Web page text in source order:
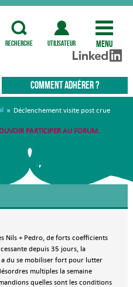
recherche utilisateur Menu
COMMENT ADHÉRER ?
» Déclenchement visite post crue
PARTICIPER AU FORUM.
visite post crue
Nils + Pedro, de forts coefficients
depuis 35 jours, la
du se mobiliser fort pour lutter
multiples la semaine
quelles sont les conditions